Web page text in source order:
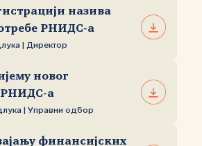
назива
РНИДС‑а
| Директор
новог
РНИДС‑а
| Управни одбор
финансијских